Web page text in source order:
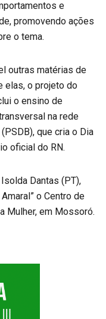
e
promovendo ações
o tema.
outras matérias de
elas, o projeto do
o ensino de
na rede
que cria o Dia
oficial do RN.
Dantas (PT),
o Centro de
Mulher, em Mossoró.